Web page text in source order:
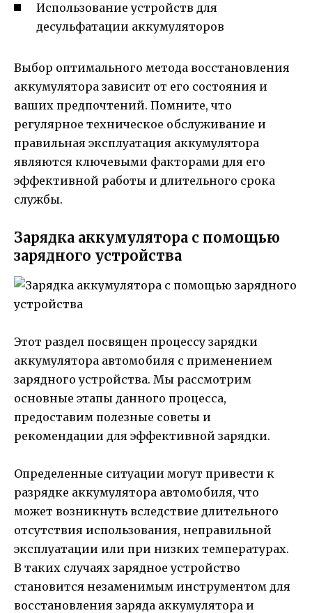
Использование устройств для
десульфатации аккумуляторов
Выбор оптимального метода восстановления
аккумулятора зависит от его состояния и
ваших предпочтений. Помните, что
регулярное техническое обслуживание и
правильная эксплуатация аккумулятора
являются ключевыми факторами для его
эффективной работы и длительного срока
службы.
Зарядка аккумулятора с помощью
зарядного устройства
Этот раздел посвящен процессу зарядки
аккумулятора автомобиля с применением
зарядного устройства. Мы рассмотрим
основные этапы данного процесса,
предоставим полезные советы и
рекомендации для эффективной зарядки.
Определенные ситуации могут привести к
разрядке аккумулятора автомобиля, что
может возникнуть вследствие длительного
отсутствия использования, неправильной
эксплуатации или при низких температурах.
В таких случаях зарядное устройство
становится незаменимым инструментом для
восстановления заряда аккумулятора и